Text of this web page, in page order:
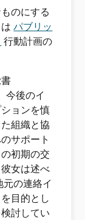
のにする
はパブリッ
行動計画の
今後のイ
ョンを慎
組織と協
サポート
初期の交
女は述べ
の連絡イ
目的とし
討してい